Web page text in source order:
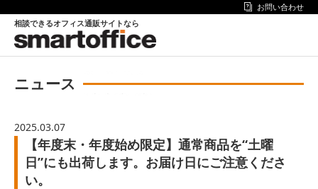
お問い合わせ
相談できるオフィス通販サイトなら
ニュース
2025.03.07
【年度末・年度始め限定】通常商品を“土曜
日”にも出荷します。お届け日にご注意くださ
い。